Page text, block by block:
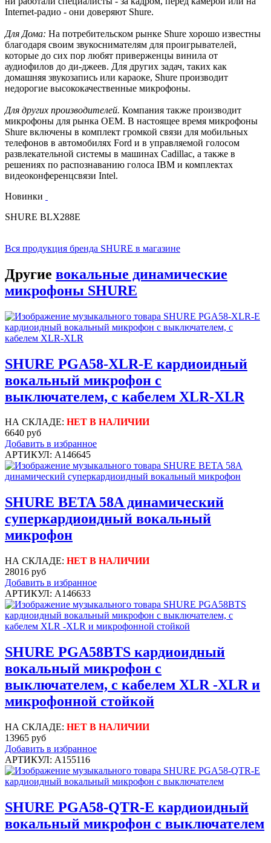
Internet-радио - они доверяют Shure.
Для Дома: На потребительском рынке Shure хорошо известны
благодаря своим звукоснимателям для проигрывателей,
которые до сих пор любят приверженцы винила от
аудиофилов до ди-джеев. Для других задач, таких как
домашняя звукозапись или караоке, Shure производит
недорогие высококачественные микрофоны.
Для других производителей. Компания также производит
микрофоны для рынка OEM. В настоящее время микрофоны
Shure включены в комплект громкой связи для мобильных
телефонов в автомобилях Ford и в управляемой голосом
развлекательной системы в машинах Cadillac, а также в
решениях по распознаванию голоса IBM и комплектах
видеоконференцсвязи Intel.
Новинки
SHURE BLX288E
Вся продукция бренда SHURE в магазине
Другие вокальные динамические
микрофоны SHURE
SHURE PGA58-XLR-E кардиоидный
вокальный микрофон c
выключателем, с кабелем XLR-XLR
НА СКЛАДЕ: НЕТ В НАЛИЧИИ
6640 руб
Добавить в избранное
АРТИКУЛ: A146645
SHURE BETA 58A динамический
суперкардиоидный вокальный
микрофон
НА СКЛАДЕ: НЕТ В НАЛИЧИИ
28016 руб
Добавить в избранное
АРТИКУЛ: A146633
SHURE PGA58BTS кардиоидный
вокальный микрофон c
выключателем, с кабелем XLR -XLR и
микрофонной стойкой
НА СКЛАДЕ: НЕТ В НАЛИЧИИ
13965 руб
Добавить в избранное
АРТИКУЛ: A155116
SHURE PGA58-QTR-E кардиоидный
вокальный микрофон c выключателем